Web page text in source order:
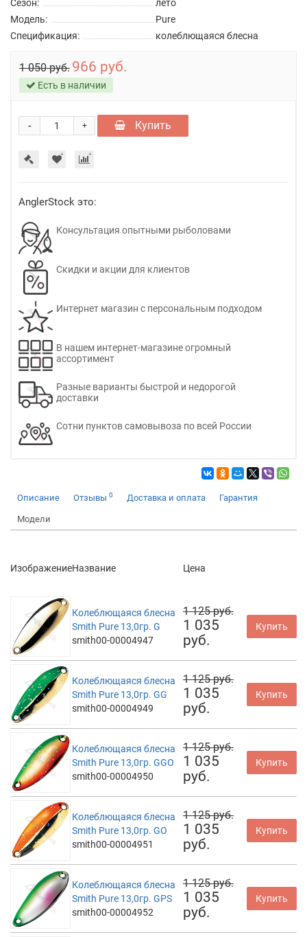
Сезон:
лето
Модель:
Pure
Спецификация:
колеблющаяся блесна
1 050 руб. 966 руб.
Есть в наличии
+
- Купить
AnglerStock это:
Консультация опытными рыболовами
Скидки и акции для клиентов
Интернет магазин с персональным подходом
В нашем интернет-магазине огромный
ассортимент
Разные варианты быстрой и недорогой
доставки
Сотни пунктов самовывоза по всей России
Описание Отзывы 0 Доставка и оплата Гарантия
Модели
ИзображениеНазвание Цена
Колеблющаяся блесна
Smith Pure 13,0гр. G
smith00-00004947
1 125 руб.
1 035
руб.
Купить
Колеблющаяся блесна
Smith Pure 13,0гр. GG
smith00-00004949
1 125 руб.
1 035
руб.
Купить
Колеблющаяся блесна
Smith Pure 13,0гр. GGO
smith00-00004950
1 125 руб.
1 035
руб.
Купить
Колеблющаяся блесна
Smith Pure 13,0гр. GO
smith00-00004951
1 125 руб.
1 035
руб.
Купить
Колеблющаяся блесна
Smith Pure 13,0гр. GPS
smith00-00004952
1 125 руб.
1 035
руб.
Купить